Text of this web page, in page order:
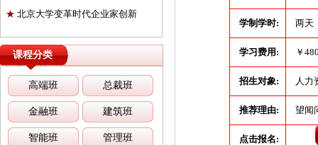
★ 北京大学变革时代企业家创新
课程分类
高端班 总裁班
金融班 建筑班
智能班 管理班
学制学时: 两天
学习费用: ￥
招生对象: 人力
推荐理由: 望闻
点击报名: